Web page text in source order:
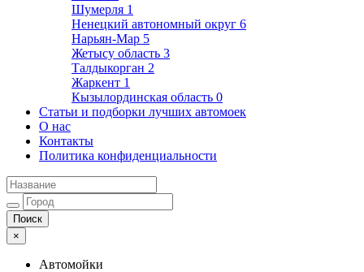
Шумерля 1
Ненецкий автономный округ 6
Нарьян-Мар 5
Жетысу область 3
Талдыкорган 2
Жаркент 1
Кызылординская область 0
Статьи и подборки лучших автомоек
О нас
Контакты
Политика конфиденциальности
×
Автомойки